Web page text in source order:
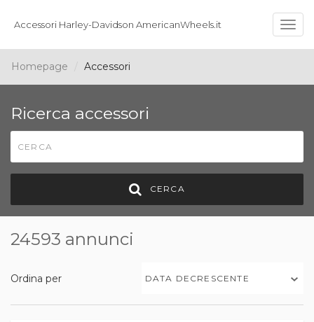
Accessori Harley-Davidson AmericanWheels.it
Homepage Accessori
Ricerca accessori
CERCA
24593 annunci
Ordina per DATA DECRESCENTE